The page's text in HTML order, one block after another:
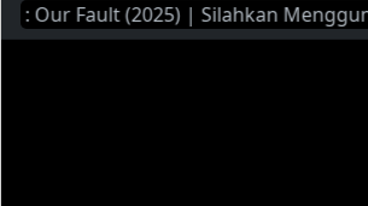
Fault (2025) | Silahkan